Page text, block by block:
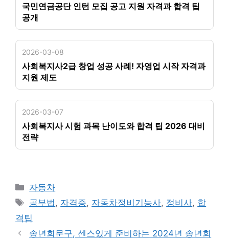
국민연금공단 인턴 모집 공고 지원 자격과 합격 팁
공개
2026-03-08
사회복지사2급 창업 성공 사례! 자영업 시작 자격과
지원 제도
2026-03-07
사회복지사 시험 과목 난이도와 합격 팁 2026 대비
전략
카
테
리
자동차
태
그
공부법, 자격증, 자동차정비기능사, 정비사, 합
격팁
송년회문구, 센스있게 준비하는 2024년 송년회